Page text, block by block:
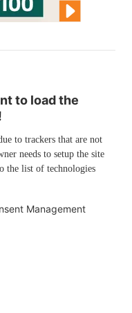
to load the
to trackers that are not
needs to setup the site
the list of technologies
Management